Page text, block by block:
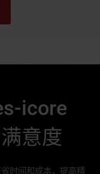
icore
意度
时间和成本，提高精